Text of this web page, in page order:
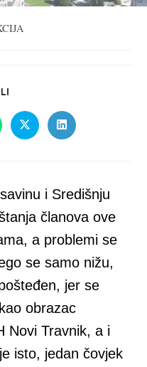
CONTENT
Opens
in
Opens
in
i Središnju
članova ove
a problemi se
se samo nižu,
jer se
obrazac
Novi Travnik, a i
isto, jedan čovjek